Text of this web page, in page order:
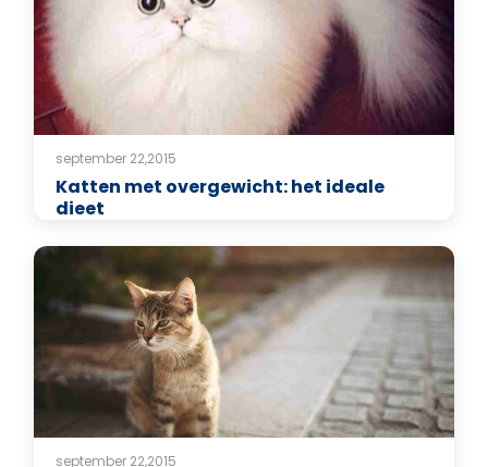
september 22,2015
Katten met overgewicht: het ideale
dieet
september 22,2015